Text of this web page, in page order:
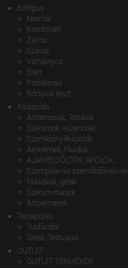
Bőrtípus
Normál
Kombinált
Zsíros
Száraz
Vízhiányos
Érett
Problémás
Bőrtípus teszt
Arcápolás
Arclemosók, Tonikok
Szérumok, eszenciák
Szemkörnyékápolók
Arckrémek, Fluidok
AJAKFELTÖLTŐK, ÁPOLÓK
Szempilla- és
Maszkok, gélek
Szérum maszk
Arcpermetek
Testápolás
Tusfürdők
Gélek, Testvajak
OUTLET
OUTLET TERMÉKEK